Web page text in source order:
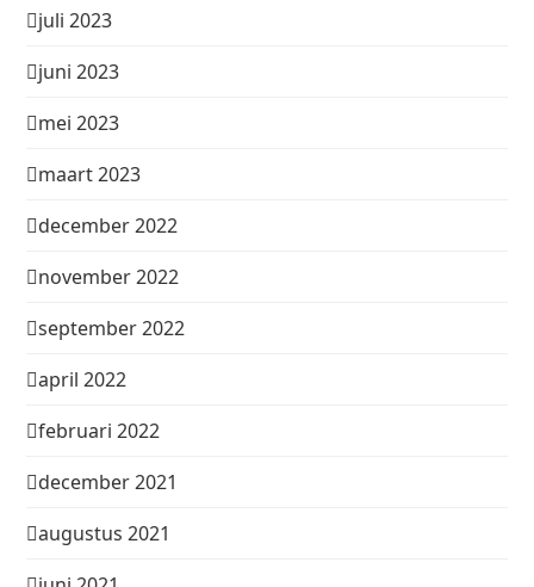
juli 2023
juni 2023
mei 2023
maart 2023
december 2022
november 2022
september 2022
april 2022
februari 2022
december 2021
augustus 2021